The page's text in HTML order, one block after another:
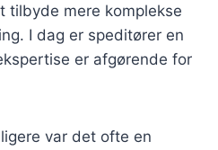
tilbyde mere komplekse
I dag er speditører en
er afgørende for
var det ofte en